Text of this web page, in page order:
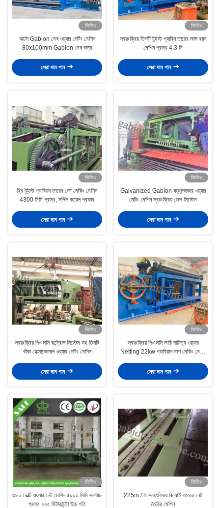
ভিডিও
অটো Gabion মেষ ওয়্যার নেটিং মেশিন
80x100mm Gabion মেষ জন্য
সেরা দাম পান
ভিডিও
স্বয়ংক্রিয় তিনটি টুইস্ট গ্যাবিন তারের জাল বয়ন
মেশিন প্রস্থ 4.3 মি
সেরা দাম পান
ভিডিও
থ্রি টুইস্ট গ্যাবিয়ন তারের নেট মেকিং মেশিন
4300 মিমি প্রস্থ, সর্পিল কয়েল প্রকার
সেরা দাম পান
ভিডিও
Galvanized Gabion ষড়্ভুজাকার ওয়্যার
নেটিং মেশিন স্বয়ংক্রিয় তেল সিস্টেম
সেরা দাম পান
ভিডিও
স্বয়ংক্রিয় পিএলসি কন্ট্রোল সিস্টেম সহ তিনটি
বাঁকা হেক্সাজোনাল ওয়্যার নেটিং মেশিন
সেরা দাম পান
ভিডিও
স্বয়ংক্রিয় পিএলসি ভারি দায়িত্ব ওয়্যার
Netting 22kw গ্যাবিয়ান মাশ মেকিং মেশিন
সেরা দাম পান
ভিডিও
৩৮০ ভোল্ট ওয়্যার নেট মেশিন ৫০০০ মিমি সর্বোচ্চ
প্রস্থ ২২৫ মিটার/ঘন্টা উচ্চ গতি
ভিডিও
225m / h স্বয়ংক্রিয় জিআই তারের নেট
তৈরির মেশিন